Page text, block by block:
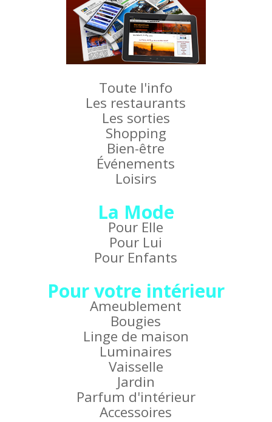
Toute l'info
Les restaurants
Les sorties
Shopping
Bien-être
Événements
Loisirs
La Mode
Pour Elle
Pour Lui
Pour Enfants
Pour votre intérieur
Ameublement
Bougies
Linge de maison
Luminaires
Vaisselle
Jardin
Parfum d'intérieur
Accessoires